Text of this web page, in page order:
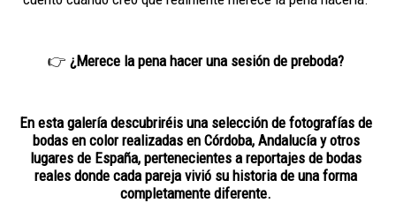
👉 ¿Merece la pena hacer una sesión de preboda?
En esta galería descubriréis una selección de fotografías de
bodas en color realizadas en Córdoba, Andalucía y otros
lugares de España, pertenecientes a reportajes de bodas
reales donde cada pareja vivió su historia de una forma
completamente diferente.